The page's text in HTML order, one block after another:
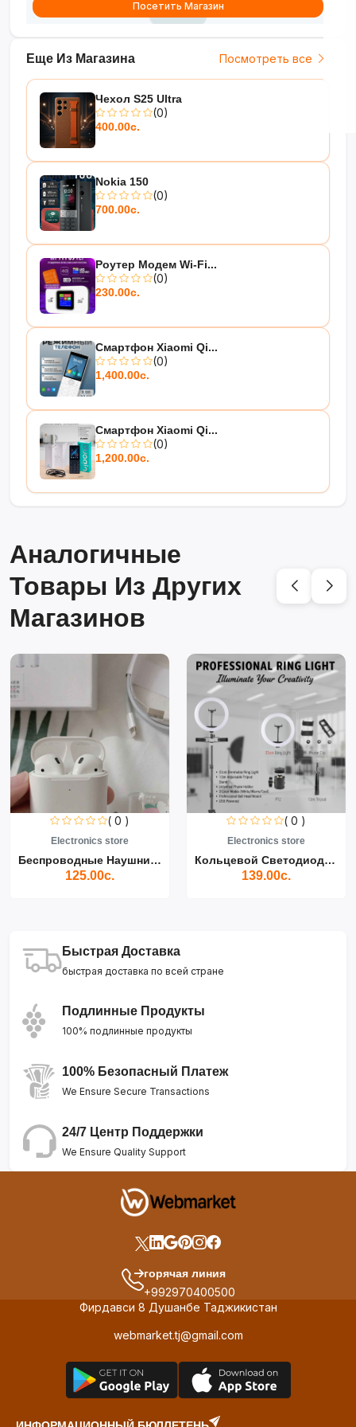
Технологии премиум-класса
Еще Из Магазина Посмотреть все
Чехол S25 Ultra
(0)
400.00с.
Nokia 150
(0)
700.00с.
Роутер Модем Wi-Fi...
(0)
230.00с.
Смартфон Xiaomi Qi...
(0)
1,400.00с.
Смартфон Xiaomi Qi...
(0)
1,200.00с.
Посетить Магазин
Аналогичные
Товары Из Других
Магазинов
( 0 )
Electronics store
Беспроводные Наушники Air...
125.00с.
( 0 )
Electronics store
Кольцевой Светодиодный Св...
139.00с.
Быстрая Доставка
быстрая доставка по всей стране
Подлинные Продукты
100% подлинные продукты
100% Безопасный Платеж
We Ensure Secure Transactions
24/7 Центр Поддержки
We Ensure Quality Support
горячая линия
+992970400500
Фирдавси 8 Душанбе Таджикистан
webmarket.tj@gmail.com